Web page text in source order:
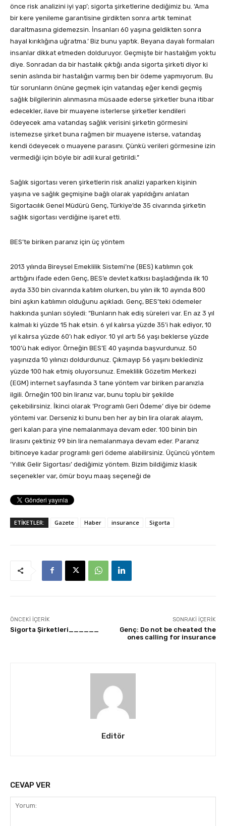
önce risk analizini iyi yap’; sigorta şirketlerine dediğimiz bu. ‘Ama
bir kere yenileme garantisine girdikten sonra artık teminat
daraltmasına gidemezsin. İnsanları 60 yaşına geldikten sonra
hayal kırıklığına uğratma.’ Biz bunu yaptık. Beyana dayalı formaları
insanlar dikkat etmeden dolduruyor. Geçmişte bir hastalığım yoktu
diye. Sonradan da bir hastalık çıktığı anda sigorta şirketi diyor ki
senin aslında bir hastalığın varmış ben bir ödeme yapmıyorum. Bu
tür sorunların önüne geçmek için vatandaş eğer kendi geçmiş
sağlık bilgilerinin alınmasına müsaade ederse şirketler buna itibar
edecekler, ilave bir muayene isterlerse şirketler kendileri
ödeyecek ama vatandaş sağlık verisini şirketin görmesini
istemezse şirket buna rağmen bir muayene isterse, vatandaş
kendi ödeyecek o muayene parasını. Çünkü verileri görmesine izin
vermediği için böyle bir adil kural getirildi.”
Sağlık sigortası veren şirketlerin risk analizi yaparken kişinin
yaşına ve sağlık geçmişine bağlı olarak yapıldığını anlatan
Sigortacılık Genel Müdürü Genç, Türkiye’de 35 civarında şirketin
sağlık sigortası verdiğine işaret etti.
BES’te biriken paranız için üç yöntem
2013 yılında Bireysel Emeklilik Sistemi’ne (BES) katılımın çok
arttığını ifade eden Genç, BES’e devlet katkısı başladığında ilk 10
ayda 330 bin civarında katılım olurken, bu yılın ilk 10 ayında 800
bini aşkın katılımın olduğunu açıkladı. Genç, BES’teki ödemeler
hakkında şunları söyledi: “Bunların hak ediş süreleri var. En az 3 yıl
kalmalı ki yüzde 15 hak etsin. 6 yıl kalırsa yüzde 35’i hak ediyor, 10
yıl kalırsa yüzde 60’ı hak ediyor. 10 yıl artı 56 yaşı beklerse yüzde
100’ü hak ediyor. Örneğin BES’E 40 yaşında başvurdunuz. 50
yaşınızda 10 yılınızı doldurdunuz. Çıkmayıp 56 yaşını beklediniz
yüzde 100 hak etmiş oluyorsunuz. Emeklilik Gözetim Merkezi
(EGM) internet sayfasında 3 tane yöntem var biriken paranızla
ilgili. Örneğin 100 bin liranız var, bunu toplu bir şekilde
çekebilirsiniz. İkinci olarak ‘Programlı Geri Ödeme’ diye bir ödeme
yöntemi var. Derseniz ki bunu ben her ay bin lira olarak alayım,
geri kalan para yine nemalanmaya devam eder. 100 binin bin
lirasını çektiniz 99 bin lira nemalanmaya devam eder. Paranız
bitinceye kadar programlı geri ödeme alabilirsiniz. Üçüncü yöntem
‘Yıllık Gelir Sigortası’ dediğimiz yöntem. Bizim bildiğimiz klasik
seçenekler var, ömür boyu maaş seçeneği de
ETİKETLER: Gazete Haber insurance Sigorta
ÖNCEKI İÇERIK
Sigorta Şirketleri______
SONRAKI İÇERIK
Genç: Do not be cheated the
ones calling for insurance
Editör
CEVAP VER